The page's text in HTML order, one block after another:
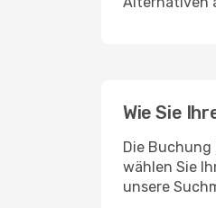
Wie Sie
Die
wählen Sie
unsere